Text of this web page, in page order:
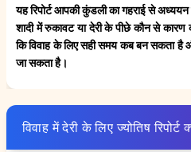
यह रिपोर्ट आपकी कुंडली का गहराई से
शादी में रुकावट या देरी के पीछे कौन से कारण
कि विवाह के लिए सही समय कब बन सकता है
जा सकता है।
विवाह में देरी के लिए ज्योतिष रिपोर्ट